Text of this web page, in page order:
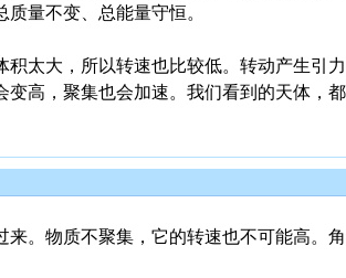
量不变、总能量守恒。
太大，所以转速也比较低。转动产生引
高，聚集也会加速。我们看到的天体，
。物质不聚集，它的转速也不可能高。